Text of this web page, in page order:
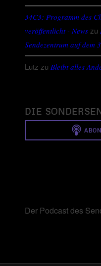
34C3: Programm des
veröffentlicht - News zu
Sendezentrum auf dem
Lutz zu Bleibt alles
DIE
Der Podcast des